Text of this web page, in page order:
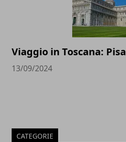
Viaggio in Toscana: Pisa
13/09/2024
CATEGORIE